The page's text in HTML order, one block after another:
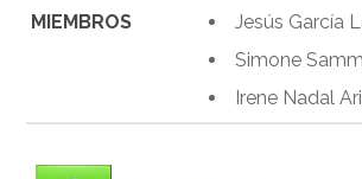
MIEMBROS Jesús García
Simone
Irene Nadal